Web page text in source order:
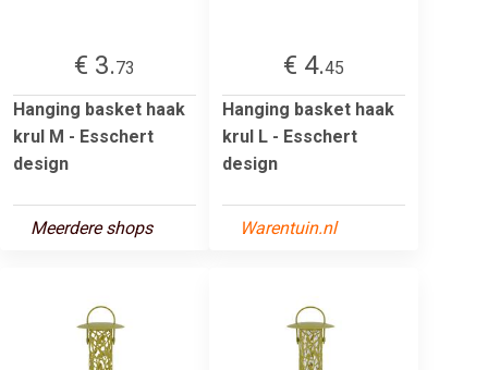
€ 3.73
Hanging basket haak
krul M - Esschert
design
Meerdere shops
€ 4.45
Hanging basket haak
krul L - Esschert
design
Warentuin.nl